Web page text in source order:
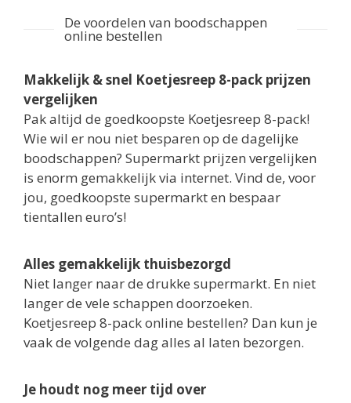
De voordelen van boodschappen
online bestellen
Makkelijk & snel Koetjesreep 8-pack prijzen
vergelijken
Pak altijd de goedkoopste Koetjesreep 8-pack!
Wie wil er nou niet besparen op de dagelijke
boodschappen? Supermarkt prijzen vergelijken
is enorm gemakkelijk via internet. Vind de, voor
jou, goedkoopste supermarkt en bespaar
tientallen euro’s!
Alles gemakkelijk thuisbezorgd
Niet langer naar de drukke supermarkt. En niet
langer de vele schappen doorzoeken.
Koetjesreep 8-pack online bestellen? Dan kun je
vaak de volgende dag alles al laten bezorgen.
Je houdt nog meer tijd over